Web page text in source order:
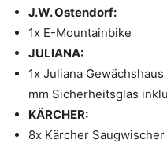
J.W. Ostendorf:
1x E-Mountainbike
JULIANA:
1x Juliana
mm Sicherheitsglas
KÄRCHER:
8x Kärcher